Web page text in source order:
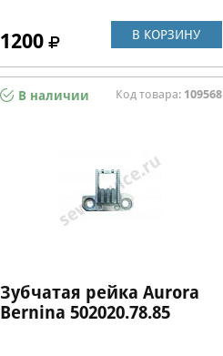
1200 В КОРЗИНУ
Зубчатая рейка Aurora
Bernina 502020.78.85
В наличии Код товара: 109568